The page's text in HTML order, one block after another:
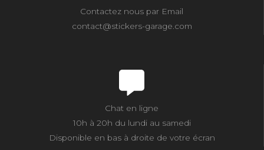
Contactez nous par Email
contact@stickers-garage.com
Chat en ligne
10h à 20h du lundi au samedi
Disponible en bas à droite de votre écran